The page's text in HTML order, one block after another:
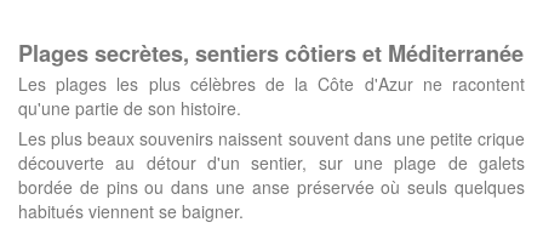
Plages secrètes, sentiers côtiers et Méditerranée
Les plages les plus célèbres de la Côte d'Azur ne racontent
qu'une partie de son histoire.
Les plus beaux souvenirs naissent souvent dans une petite crique
découverte au détour d'un sentier, sur une plage de galets
bordée de pins ou dans une anse préservée où seuls quelques
habitués viennent se baigner.